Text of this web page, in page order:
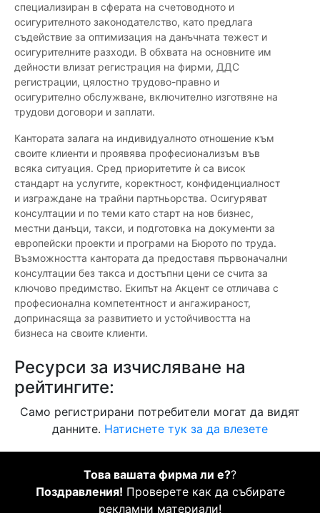
специализиран в сферата на счетоводното и
осигурителното законодателство, като предлага
съдействие за оптимизация на данъчната тежест и
осигурителните разходи. В обхвата на основните им
дейности влизат регистрация на фирми, ДДС
регистрации, цялостно трудово-правно и
осигурително обслужване, включително изготвяне на
трудови договори и заплати.
Кантората залага на индивидуалното отношение към
своите клиенти и проявява професионализъм във
всяка ситуация. Сред приоритетите ѝ са висок
стандарт на услугите, коректност, конфиденциалност
и изграждане на трайни партньорства. Осигуряват
консултации и по теми като старт на нов бизнес,
местни данъци, такси, и подготовка на документи за
европейски проекти и програми на Бюрото по труда.
Възможността кантората да предоставя първоначални
консултации без такса и достъпни цени се счита за
ключово предимство. Екипът на Акцент се отличава с
професионална компетентност и ангажираност,
допринасяща за развитието и устойчивостта на
бизнеса на своите клиенти.
Ресурси за изчисляване на
рейтингите:
Само регистрирани потребители могат да видят
данните. Натиснете тук за да влезете
Това вашата фирма ли е??
Поздравления! Проверете как да събирате
рекламни материали!